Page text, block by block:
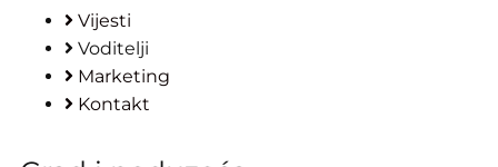
Vijesti
Voditelji
Marketing
Kontakt